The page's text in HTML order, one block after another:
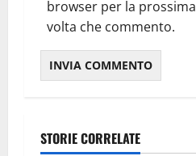
browser per la prossima
volta che commento.
STORIE CORRELATE